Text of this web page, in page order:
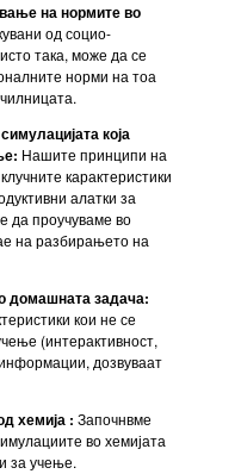
на нормите во
од социо-
така, може да се
норми на тоа
која
Нашите принципи на
карактеристики
алатки за
да проучуваме во
на разбирањето на
домашната задача:
кои не се
(интерактивност,
дозвуваат
хемија : Започнвме
во хемијата
за учење.